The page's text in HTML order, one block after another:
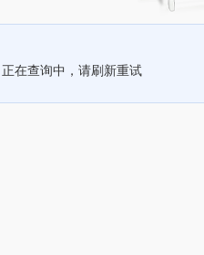
正在查询中，请刷新重试